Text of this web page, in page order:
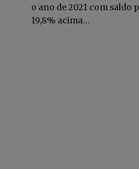
o ano de 2021 com saldo
19,8% acima…